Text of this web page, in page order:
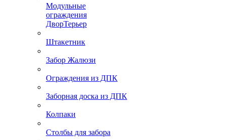
Модульные
ограждения
ДворТерьер
Штакетник
Забор Жалюзи
Ограждения из ДПК
Заборная доска из ДПК
Колпаки
Столбы для забора